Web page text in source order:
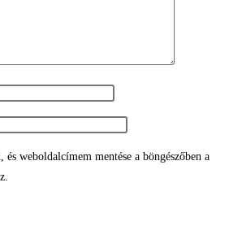
weboldalcímem mentése a böngészőben a